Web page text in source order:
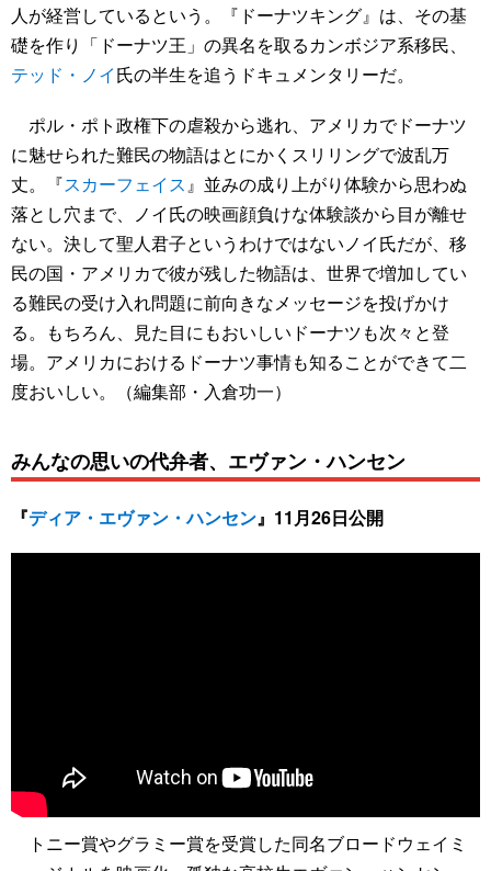
人が経営しているという。『ドーナツキング』は、その基
礎を作り「ドーナツ王」の異名を取るカンボジア系移民、
テッド・ノイ氏の半生を追うドキュメンタリーだ。
ポル・ポト政権下の虐殺から逃れ、アメリカでドーナツ
に魅せられた難民の物語はとにかくスリリングで波乱万
丈。『スカーフェイス』並みの成り上がり体験から思わぬ
落とし穴まで、ノイ氏の映画顔負けな体験談から目が離せ
ない。決して聖人君子というわけではないノイ氏だが、移
民の国・アメリカで彼が残した物語は、世界で増加してい
る難民の受け入れ問題に前向きなメッセージを投げかけ
る。もちろん、見た目にもおいしいドーナツも次々と登
場。アメリカにおけるドーナツ事情も知ることができて二
度おいしい。（編集部・入倉功一）
みんなの思いの代弁者、エヴァン・ハンセン
『ディア・エヴァン・ハンセン』11月26日公開
トニー賞やグラミー賞を受賞した同名ブロードウェイミ